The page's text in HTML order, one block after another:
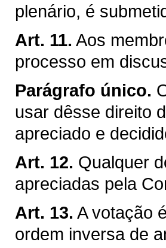
plenário, é
Art. 11. Aos
processo em
Parágrafo único.
usar dêsse direito
apreciado e
Art. 12. Qualquer
apreciadas pela
Art. 13. A votação
ordem inversa de